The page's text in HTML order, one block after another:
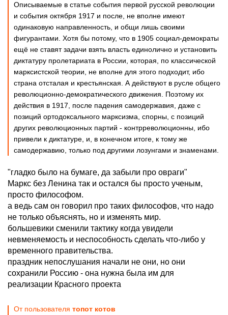
Описываемые в статье события первой русской революции
и события октября 1917 и после, не вполне имеют
одинаковую направленность, и общи лишь своими
фигурантами. Хотя бы потому, что в 1905 социал-демократы
ещё не ставят задачи взять власть единолично и установить
диктатуру пролетариата в России, которая, по классической
марксистской теории, не вполне для этого подходит, ибо
страна отсталая и крестьянская. А действуют в русле общего
революционно-демократического движения. Поэтому их
действия в 1917, после падения самодержавия, даже с
позиций ортодоксального марксизма, спорны, с позиций
других революционных партий - контрреволюционны, ибо
привели к диктатуре, и, в конечном итоге, к тому же
самодержавию, только под другими лозунгами и знаменами.
"гладко было на бумаге, да забыли про овраги"
Маркс без Ленина так и остался бы просто ученым,
просто философом.
а ведь сам он говорил про таких философов, что надо
не только объяснять, но и изменять мир.
большевики сменили тактику когда увидели
невменяемость и неспособность сделать что-либо у
временного правительства.
праздник непослушания начали не они, но они
сохранили Россию - она нужна была им для
реализации Красного проекта
От пользователя топот котов